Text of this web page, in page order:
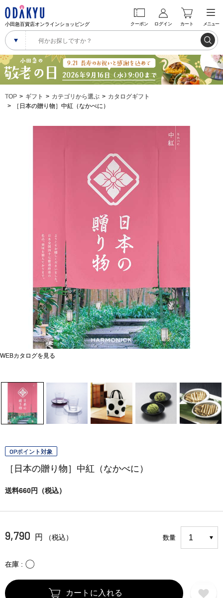
小田急百貨店オンラインショッピング クーポン ログイン カート メニュー
TOP ギフト カテゴリから選ぶ
カタログギフト
［日本の贈り物］中紅（なかべに）
WEBカタログを見る
OPポイント対象
［日本の贈り物］中紅（なかべに）
送料660円（税込）
9,790 円 （税込） 数量
在庫 〇
カートに入れる